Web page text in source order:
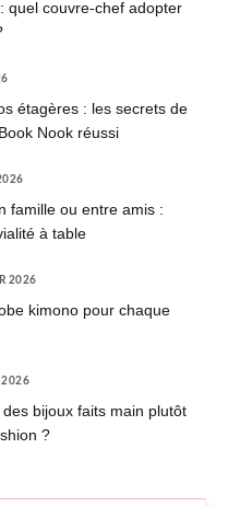
quel couvre-chef adopter
étagères : les secrets de
Nook réussi
famille ou entre amis :
à table
2026
kimono pour chaque
2026
bijoux faits main plutôt
?